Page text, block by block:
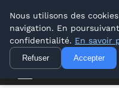
Lyon Photos
Nous utilisons des
navigation. En
confidentialité. En savoir
Refuser Accepter